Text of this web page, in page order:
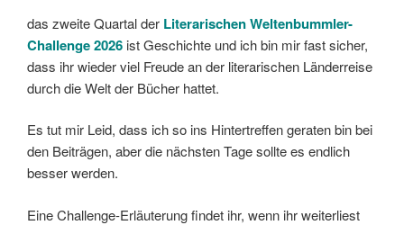
das zweite Quartal der Literarischen Weltenbummler-
Challenge2026 ist Geschichte und ich bin mir fast sicher,
dass ihr wieder viel Freude an der literarischen Länderreise
durch die Welt der Bücher hattet.
Es tut mir Leid, dass ich so ins Hintertreffen geraten bin bei
den Beiträgen, aber die nächsten Tage sollte es endlich
besser werden.
Eine Challenge-Erläuterung findet ihr, wenn ihr weiterliest